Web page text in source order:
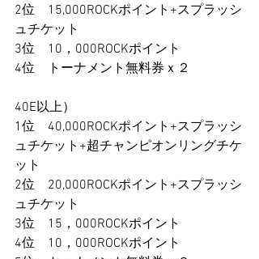
2位　15,000ROCKポイント+スプラッシ
ュチケット
3位　10，000ROCKポイント
4位　トーナメント無料券ｘ２
40E以上）
1位　40,000ROCKポイント+スプラッシ
ュチケット+超チャンピオンリングチケ
ット
2位　20,000ROCKポイント+スプラッシ
ュチケット
3位　15，000ROCKポイント
4位　10，000ROCKポイント